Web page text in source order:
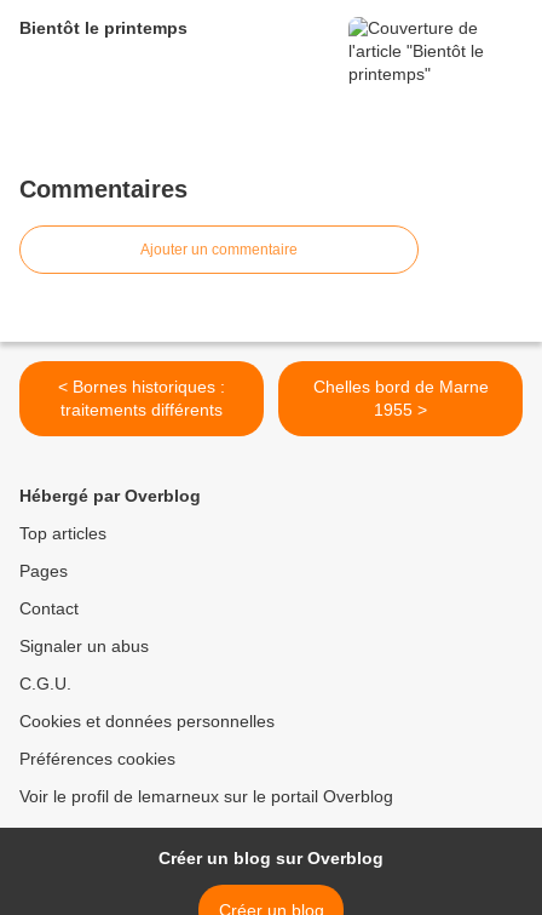
Bientôt le printemps
Commentaires
Ajouter un commentaire
< Bornes historiques :
traitements différents
Chelles bord de Marne
1955 >
Hébergé par Overblog
Top articles
Pages
Contact
Signaler un abus
C.G.U.
Cookies et données personnelles
Préférences cookies
Voir le profil de lemarneux sur le portail Overblog
Créer un blog sur Overblog
Créer un blog